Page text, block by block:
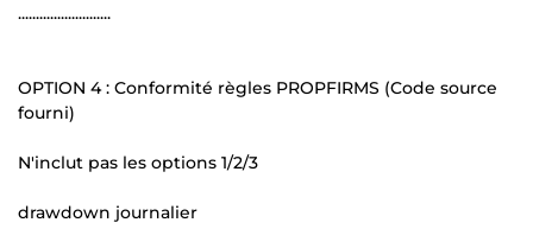
..........................
OPTION 4 : Conformité règles PROPFIRMS (Code source
fourni)
N'inclut pas les options 1/2/3
drawdown journalier